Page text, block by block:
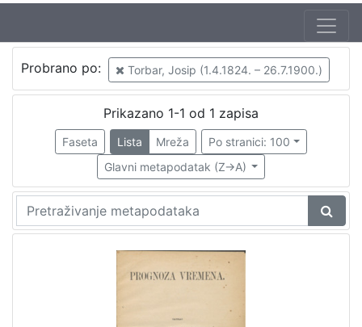
Probrano po: Torbar, Josip (1.4.1824. – 26.7.1900.)
Prikazano 1-1 od 1 zapisa
Faseta Lista Mreža
Po stranici: 100
Glavni metapodatak (Z->A)